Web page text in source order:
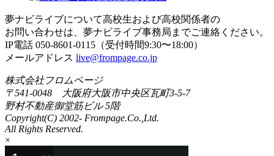
夢ナビライブについて高校生および高校関係者の
お問い合わせは、夢ナビライブ事務局までご連絡ください。
IP電話 050-8601-0115（受付時間9:30〜18:00）
メールアドレス live@frompage.co.jp
株式会社フロムページ
〒541-0048 大阪府大阪市中央区瓦町3-5-7
野村不動産御堂筋ビル 5階
Copyright(C) 2002- Frompage.Co.,Ltd.
All Rights Reserved.
×